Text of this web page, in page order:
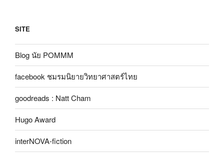
SITE
Blog นัย POMMM
facebook ชมรมนิยายวิทยาศาสตร์ไทย
goodreads : Natt Cham
Hugo Award
interNOVA-fiction